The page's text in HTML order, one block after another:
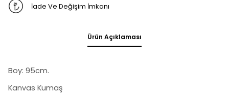
İade Ve Değişim İmkanı
Ürün Açıklaması
Boy: 95cm.
Kanvas Kumaş